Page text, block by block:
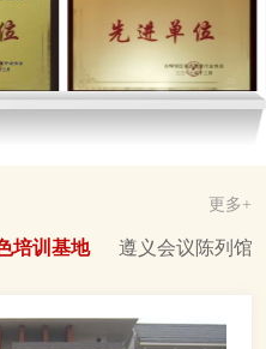
更多+
培训基地 遵义会议陈列馆-